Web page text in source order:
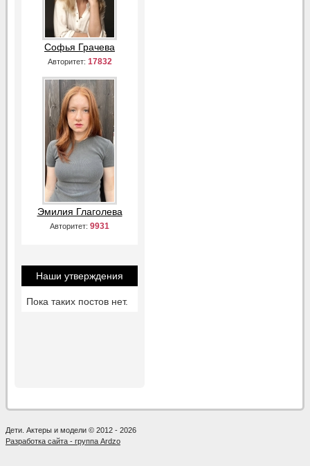
Софья Грачева
Авторитет: 17832
Эмилия Глаголева
Авторитет: 9931
Наши утверждения
Пока таких постов нет.
Дети. Актеры и модели © 2012 - 2026
Разработка сайта - группа Ardzo